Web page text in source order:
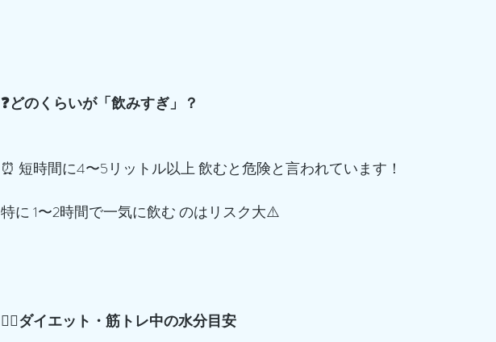
❓どのくらいが「飲みすぎ」？
⏰ 短時間に4〜5リットル以上 飲むと危険と言われています！
特に 1〜2時間で一気に飲む のはリスク大⚠️
🏋️‍♀️ダイエット・筋トレ中の水分目安